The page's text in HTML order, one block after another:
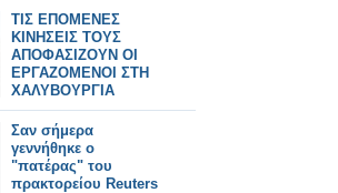
ΤΙΣ ΕΠΟΜΕΝΕΣ
ΚΙΝΗΣΕΙΣ ΤΟΥΣ
ΑΠΟΦΑΣΙΖΟΥΝ ΟΙ
ΕΡΓΑΖΟΜΕΝΟΙ ΣΤΗ
ΧΑΛΥΒΟΥΡΓΙΑ
Σαν σήμερα
γεννήθηκε ο
"πατέρας" του
πρακτορείου Reuters